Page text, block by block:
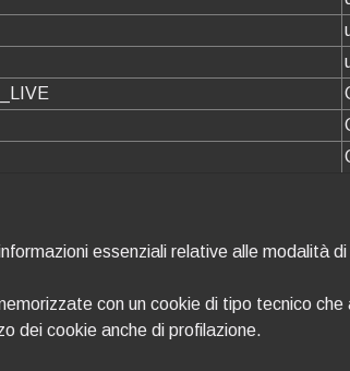
essenziali relative alle modalità
con un cookie di tipo tecnico che
dei cookie anche di profilazione.